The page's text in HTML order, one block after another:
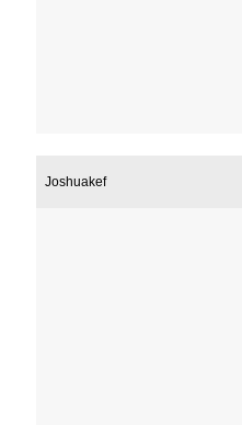
Joshuakef